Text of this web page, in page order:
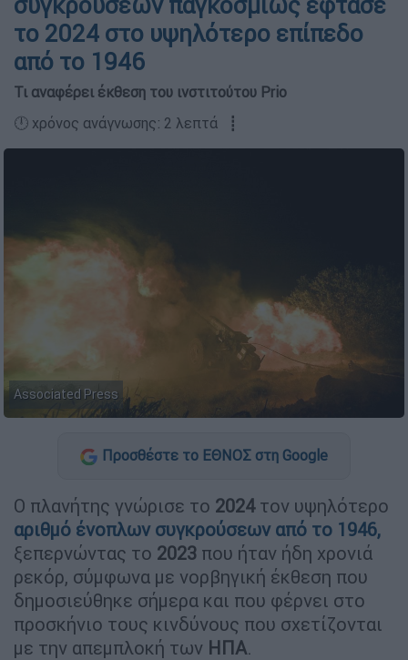
το 2024 στο υψηλότερο επίπεδο
από το 1946
Τι αναφέρει έκθεση του ινστιτούτου Prio
🕛 χρόνος ανάγνωσης: 2 λεπτά ┋
Associated Press
Προσθέστε το ΕΘΝΟΣ στη Google
Ο πλανήτης γνώρισε το 2024τον υψηλότερο
αριθμό ένοπλων συγκρούσεων από το 1946,
ξεπερνώντας το 2023 που ήταν ήδη χρονιά
ρεκόρ, σύμφωνα με νορβηγική έκθεση που
δημοσιεύθηκε σήμερα και που φέρνει στο
προσκήνιο τους κινδύνους που σχετίζονται
με την απεμπλοκή των ΗΠΑ.